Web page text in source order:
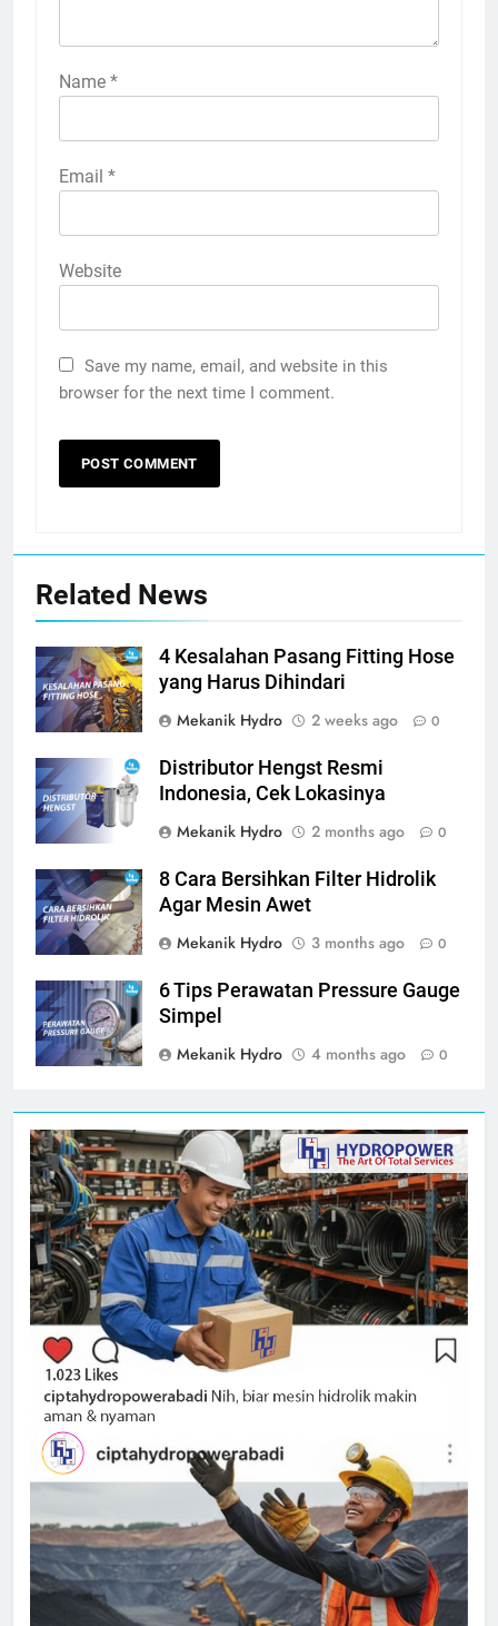
Name *
Email *
Website
Save my name, email, and website in this
browser for the next time I comment.
Related News
4 Kesalahan Pasang Fitting Hose
yang Harus Dihindari
Mekanik Hydro
2 weeks ago 0
Distributor Hengst Resmi
Indonesia, Cek Lokasinya
Mekanik Hydro
2 months ago 0
8 Cara Bersihkan Filter Hidrolik
Agar Mesin Awet
Mekanik Hydro
3 months ago 0
6 Tips Perawatan Pressure Gauge
Simpel
Mekanik Hydro
4 months ago 0